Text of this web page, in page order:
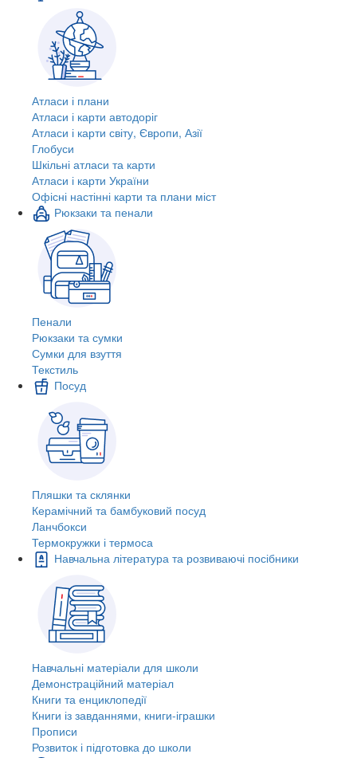
Атласи і плани
Атласи і карти автодоріг
Атласи і карти світу, Європи, Азії
Глобуси
Шкільні атласи та карти
Атласи і карти України
Офісні настінні карти та плани міст
Рюкзаки та пенали
Пенали
Рюкзаки та сумки
Сумки для взуття
Текстиль
Посуд
Пляшки та склянки
Керамічний та бамбуковий посуд
Ланчбокси
Термокружки і термоса
Навчальна література та розвиваючі посібники
Навчальні матеріали для школи
Демонстраційний матеріал
Книги та енциклопедії
Книги із завданнями, книги-іграшки
Прописи
Розвиток і підготовка до школи